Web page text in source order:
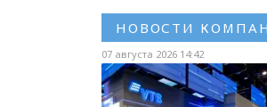
НОВОСТИ
07 августа 2026 14:42